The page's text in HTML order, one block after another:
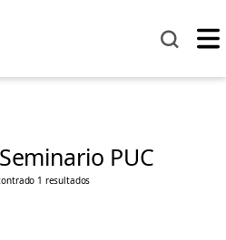
Seminario PUC
1 resultados